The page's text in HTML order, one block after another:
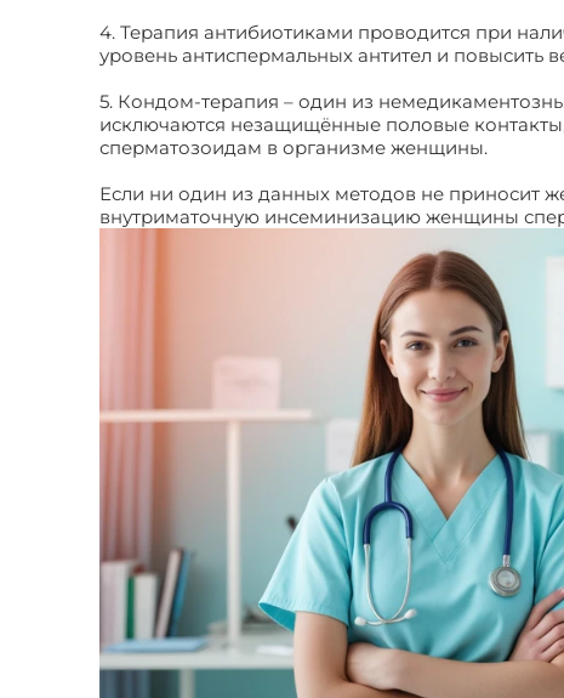
4. Терапия антибиотиками проводится при
уровень антиспермальных антител и повысить
5. Кондом-терапия – один из
исключаются незащищённые половые контакты,
сперматозоидам в организме женщины.
Если ни один из данных методов не приносит
внутриматочную инсеминизацию женщины